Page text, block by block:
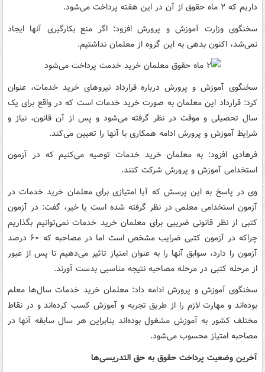
داریم که ۲ ماه حقوق از آن در این هفته پرداخت می‌شود.
سخنگوی وزارت آموزش و پرورش افزود: اگر منع بکارگیری آنها ایجاد
نمی‌شد، اکنون بدهی به این گروه از معلمان نداشتیم.
سخنگوی آموزش و پرورش درباره قرارداد نیروهای خرید خدمات، عنوان
کرد: قرارداد این معلمان به صورت خرید خدمات است که در واقع برای یک
سال تحصیلی و موقت در نظر گرفته می‌شود و پس از آن قانون، نیاز و
شرایط آموزش و پرورش ادامه همکاری با آنها را تعیین می‌کند.
فرهادی افزود: به معلمان خرید خدمات توصیه می‌کنیم که در آزمون
استخدامی آموزش و پرورش شرکت کنند.
وی در پاسخ به این پرسش که آیا امتیازی برای معلمان خرید خدمات در
آزمون استخدامی معلمی در نظر گرفته شده است یا خیر، گفت: در آزمون
کتبی از نظر قانونی ضریبی برای معلمان خرید خدمات نمی‌توانیم بگذاریم
چراکه در آزمون کتبی ضرایب مشخص است اما در مصاحبه که ۶۰ درصد
آزمون را دارد، سوابق آنها را به عنوان امتیاز تاثیر می‌دهیم تا پس از عبور
از مرحله کتبی در مرحله مصاحبه نتیجه مناسبی بدست آورند.
سخنگوی آموزش و پرورش ادامه داد: معلمان خرید خدمات سال‌ها معلم
بوده‌اند و مهارت لازم را از طریق تجربه و آموزش کسب کرده‌اند و در نقاط
مختلف کشور به آموزش مشغول بوده‌اند بنابراین هر سال سابقه آنها در
مصاحبه امتیاز محسوب می‌شود.
آخرین وضعیت پرداخت حقوق به حق التدریسی‌ها